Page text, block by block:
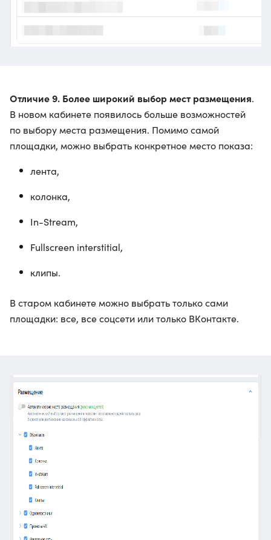
Отличие 9. Более широкий выбор мест размещения.
В новом кабинете появилось больше возможностей
по выбору места размещения. Помимо самой
площадки, можно выбрать конкретное место показа:
лента,
колонка,
In-Stream,
Fullscreen interstitial,
клипы.
В старом кабинете можно выбрать только сами
площадки: все, все соцсети или только ВКонтакте.